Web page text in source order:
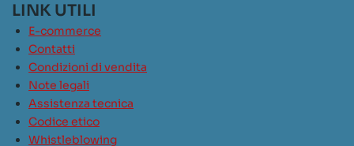
LINK UTILI
E-commerce
Contatti
Condizioni di vendita
Note legali
Assistenza tecnica
Codice etico
Whistleblowing